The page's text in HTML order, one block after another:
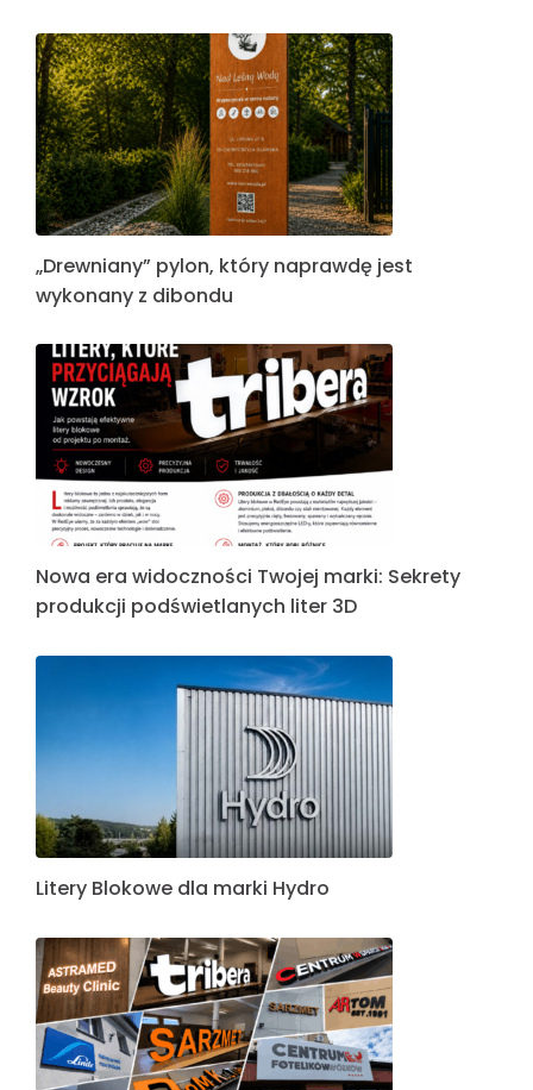
„Drewniany” pylon, który naprawdę jest
wykonany z dibondu
Nowa era widoczności Twojej marki: Sekrety
produkcji podświetlanych liter 3D
Litery Blokowe dla marki Hydro